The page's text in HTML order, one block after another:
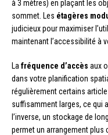
à 3 mètres) en plaçant les
sommet. Les étagères
judicieux pour maximiser
maintenant l’accessibilité à
Lafréquence d’accès aux
dans votre planification
régulièrement certains
suffisamment larges, ce qui
l’inverse, un stockage de
permet un arrangement